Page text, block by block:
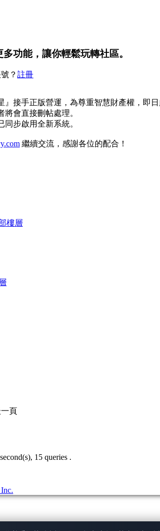
功能，讓你輕鬆玩轉社區。
？ 註冊
』接手正版營運，為尊重智慧財產權，即
會直接刪帖處理。
步啟用全新系統。
繼續交流，感謝各位的配合！
樓層
頁
15 queries .